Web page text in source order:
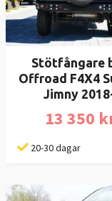
Stötfångare
Offroad F4X4
Jimny
13 350
20-30 dagar